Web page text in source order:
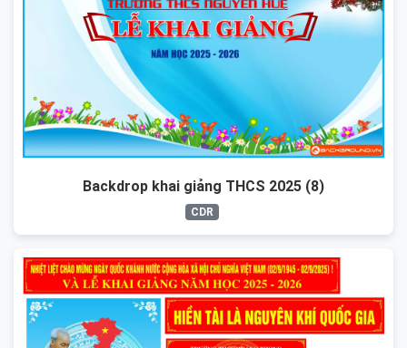
Backdrop khai giảng THCS 2025 (8)
CDR